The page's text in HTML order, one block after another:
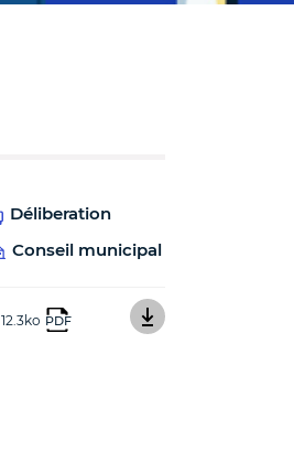
Déliberation
Conseil municipal
12.3ko PDF